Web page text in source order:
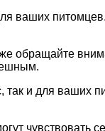
ваших
обращайте
и для ваших
чувствовать